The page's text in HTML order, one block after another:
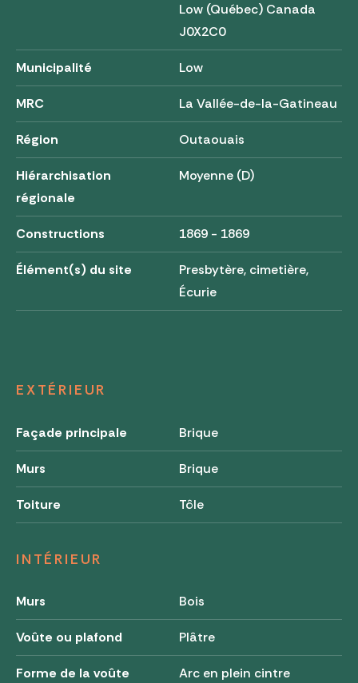
Low (Québec) Canada
J0X2C0
Municipalité Low
MRC La Vallée-de-la-Gatineau
Région Outaouais
Hiérarchisation
régionale
Moyenne (D)
Constructions 1869 - 1869
Élément(s) du site
Presbytère, cimetière,
Écurie
EXTÉRIEUR
Façade principale Brique
Murs Brique
Toiture Tôle
INTÉRIEUR
Murs Bois
Voûte ou plafond Plâtre
Forme de la voûte Arc en plein cintre